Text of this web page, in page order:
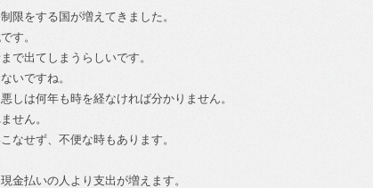
限をする国が増えてきました。
す。
で出てしまうらしいです。
いですね。
しは何年も時を経なければ分かりません。
せん。
なせず、不便な時もあります。
金払いの人より支出が増えます。